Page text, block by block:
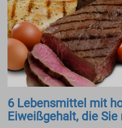
6 Lebensmittel mit
Eiweißgehalt, die